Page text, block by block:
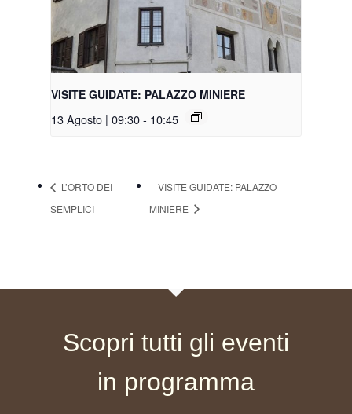
VISITE GUIDATE: PALAZZO MINIERE
13 Agosto | 09:30- 10:45
L’ORTO DEI
SEMPLICI
VISITE GUIDATE: PALAZZO
MINIERE
Scopri tutti gli eventi
in programma